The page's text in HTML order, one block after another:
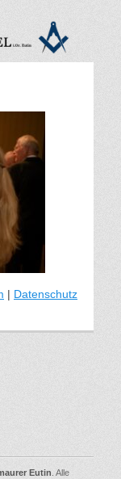
Goldenen
Freimaurer
| Datenschutz
Eutin . Alle